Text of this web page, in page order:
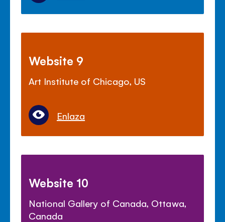
Website 9
Art Institute of Chicago, US
Enlaza
Website 10
National Gallery of Canada, Ottawa,
Canada